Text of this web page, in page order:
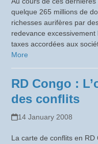
quelque 265 millions de
richesses aurifères par
redevance
taxes accordées aux
More
RD Congo :
des conflits
14 January 2008
La carte de conflits en